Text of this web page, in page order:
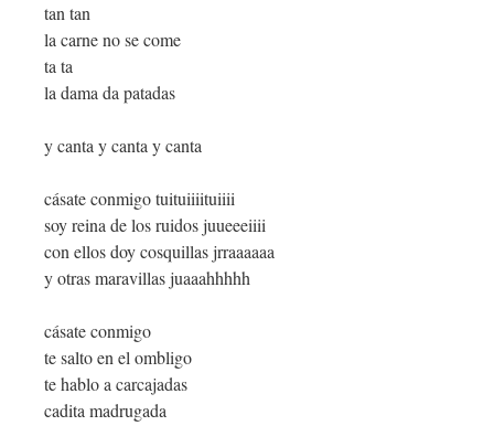
tan tan
la carne no se come
ta ta
la dama da patadas
y canta y canta y canta
cásate conmigo tuituiiiituiiii
soy reina de los ruidos juueeeiiii
con ellos doy cosquillas jrraaaaaa
y otras maravillas juaaahhhhh
cásate conmigo
te salto en el ombligo
te hablo a carcajadas
cadita madrugada